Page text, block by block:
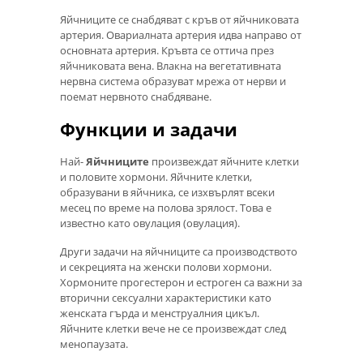
Яйчниците се снабдяват с кръв от яйчниковата
артерия. Овариалната артерия идва направо от
основната артерия. Кръвта се оттича през
яйчниковата вена. Влакна на вегетативната
нервна система образуват мрежа от нерви и
поемат нервното снабдяване.
Функции и задачи
Най-Яйчниците произвеждат яйчните клетки
и половите хормони. Яйчните клетки,
образувани в яйчника, се изхвърлят всеки
месец по време на полова зрялост. Това е
известно като овулация (овулация).
Други задачи на яйчниците са производството
и секрецията на женски полови хормони.
Хормоните прогестерон и естроген са важни за
вторични сексуални характеристики като
женската гърда и менструалния цикъл.
Яйчните клетки вече не се произвеждат след
менопаузата.